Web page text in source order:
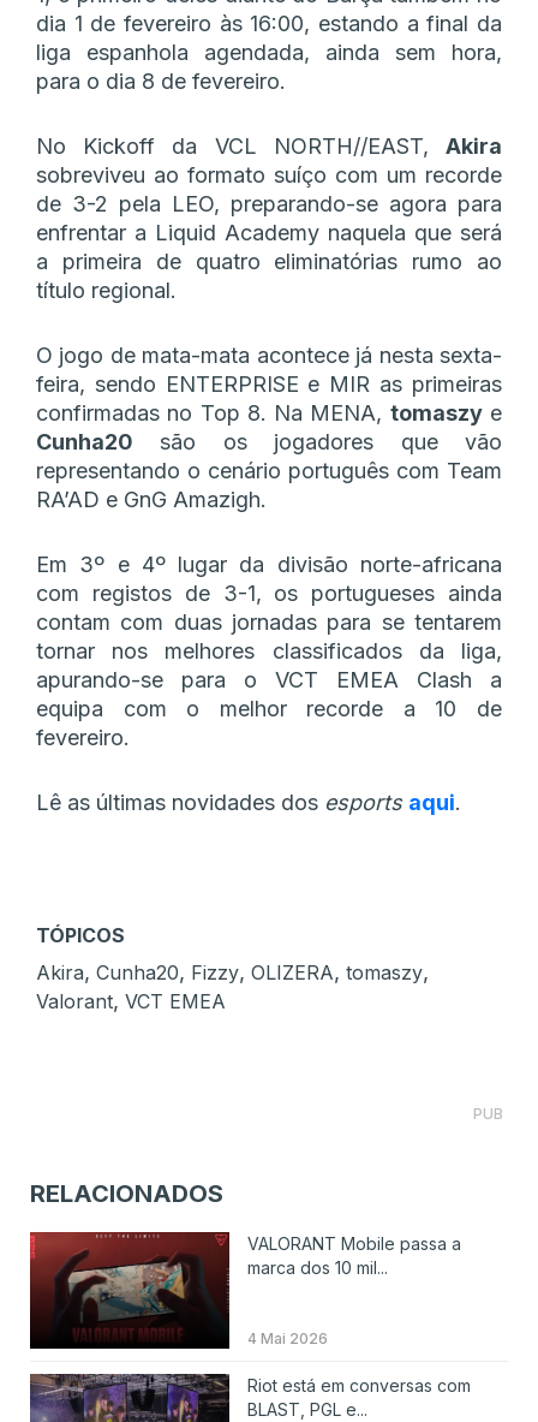
dia 1 de fevereiro às 16:00, estando a final da
liga espanhola agendada, ainda sem hora,
para o dia 8 de fevereiro.
No Kickoff da VCL NORTH//EAST, Akira
sobreviveu ao formato suíço com um recorde
de 3-2 pela LEO, preparando-se agora para
enfrentar a Liquid Academy naquela que será
a primeira de quatro eliminatórias rumo ao
título regional.
O jogo de mata-mata acontece já nesta sexta-
feira, sendo ENTERPRISE e MIR as primeiras
confirmadas no Top 8. Na MENA, tomaszye
Cunha20 são os jogadores que vão
representando o cenário português com Team
RA’AD e GnG Amazigh.
Em 3º e 4º lugar da divisão norte-africana
com registos de 3-1, os portugueses ainda
contam com duas jornadas para se tentarem
tornar nos melhores classificados da liga,
apurando-se para o VCT EMEA Clash a
equipa com o melhor recorde a 10 de
fevereiro.
Lê as últimas novidades dos esports aqui.
TÓPICOS
Akira, Cunha20, Fizzy, OLIZERA, tomaszy,
Valorant, VCT EMEA
PUB
RELACIONADOS
VALORANT Mobile passa a
marca dos 10 mil...
4 Mai 2026
Riot está em conversas com
BLAST, PGL e...